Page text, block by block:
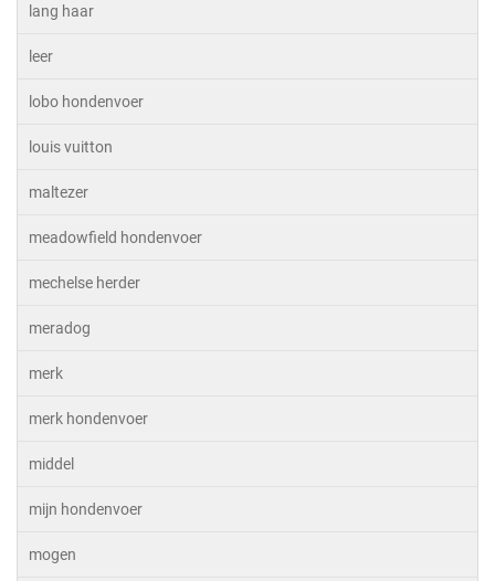
lang haar
leer
lobo hondenvoer
louis vuitton
maltezer
meadowfield hondenvoer
mechelse herder
meradog
merk
merk hondenvoer
middel
mijn hondenvoer
mogen